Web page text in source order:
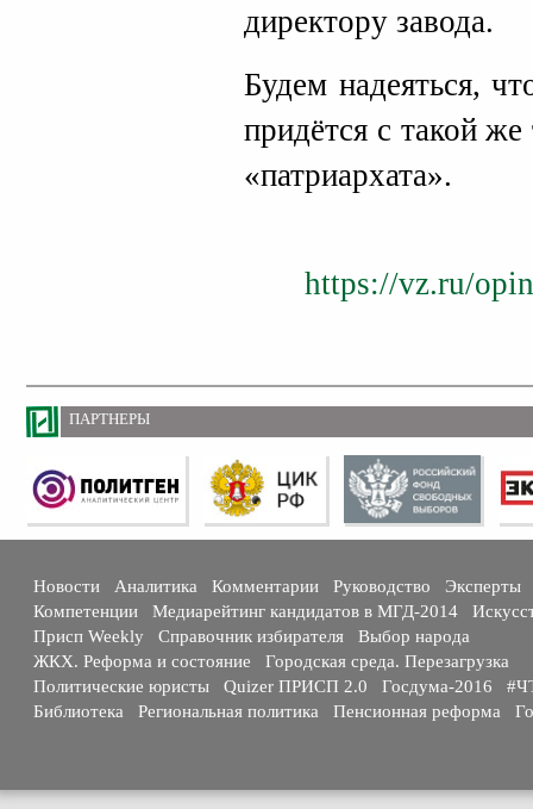
директору завода.
Будем надеяться,
придётся с такой
«патриархата».
https://vz.ru/
ПАРТНЕРЫ
Новости Аналитика Комментарии Руководство
Эксперты
Компетенции
Медиарейтинг кандидатов в МГД-2014
Присп Weekly
Справочник избирателя
Выбор народа
ЖКХ. Реформа и состояние
Городская среда. Перезагрузка
Политические юристы
Quizer ПРИСП 2.0 Госдума-2016
Библиотека
Региональная политика Пенсионная реформа